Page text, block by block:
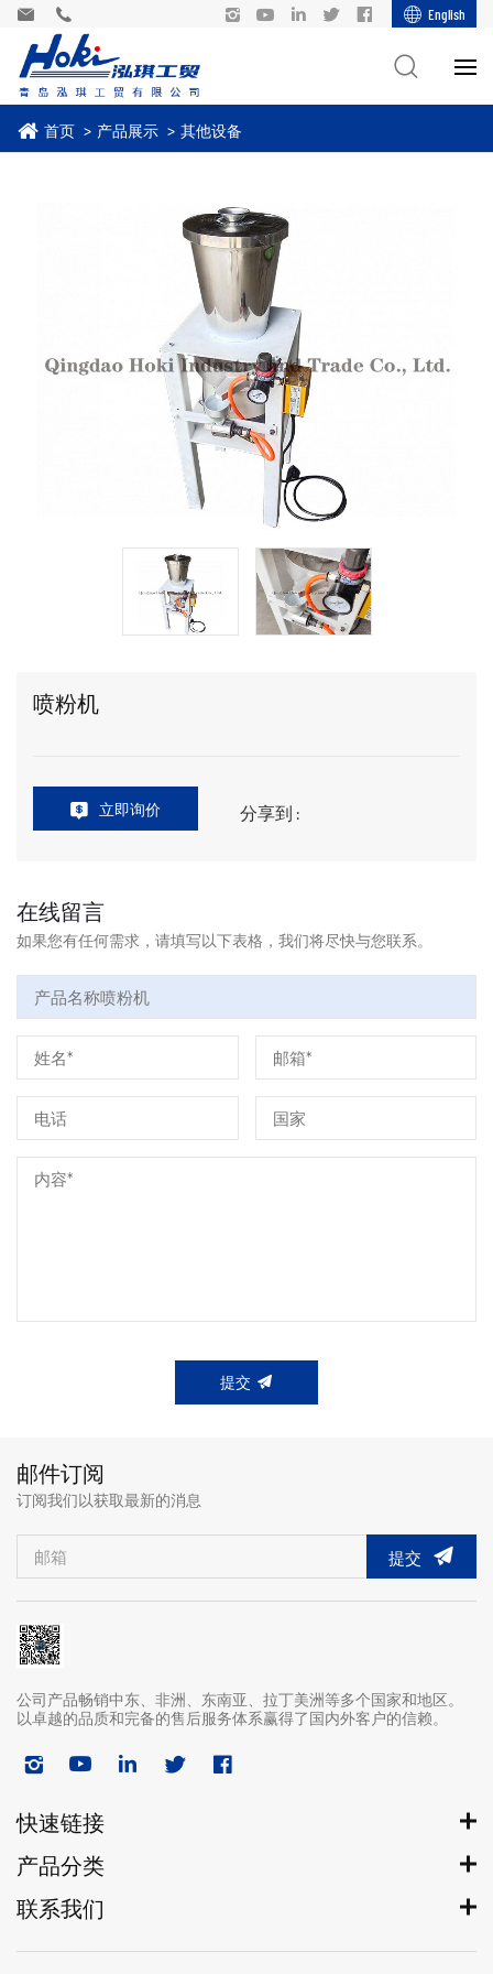
English
首页 产品展示 其他设备
喷粉机
立即询价 分享到 :
在线留言
如果您有任何需求，请填写以下表格，我们将尽快与您联系。
提交
邮件订阅
订阅我们以获取最新的消息
提交
公司产品畅销中东、非洲、东南亚、拉丁美洲等多个国家和地区。
以卓越的品质和完备的售后服务体系赢得了国内外客户的信赖。
快速链接
产品分类
联系我们